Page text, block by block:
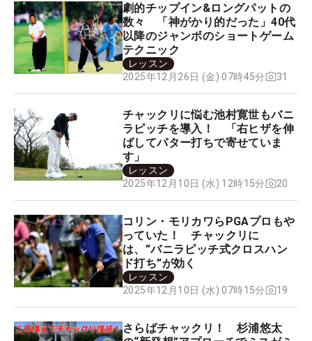
劇的チップイン&ロングパットの
数々 「神がかり的だった」40代
以降のジャンボのショートゲーム
テクニック
レッスン
2025年12月26日 (金) 07時45分
31
チャックリに悩む池村寛世もバニ
ラピッチを導入！ 「右ヒザを伸
ばしてパター打ちで寄せていま
す」
レッスン
2025年12月10日 (水) 12時15分
20
コリン・モリカワらPGAプロもや
っていた！ チャックリに
は、”バニラピッチ式クロスハン
ド打ち”が効く
レッスン
2025年12月10日 (水) 07時15分
19
さらばチャックリ！ 杉浦悠太